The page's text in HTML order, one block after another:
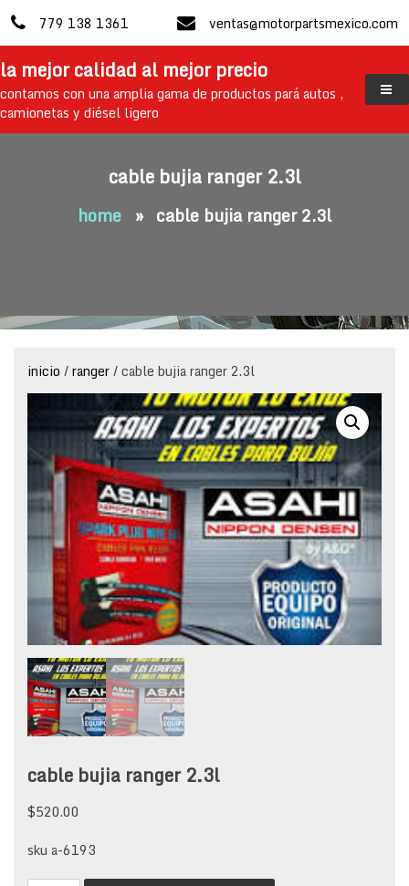
to
content
779 138 1361 ventas@motorpartsmexico.com
la mejor calidad al mejor precio
contamos con una amplia gama de productos pará autos ,
camionetas y diésel ligero
cable bujia ranger 2.3l
home » cable bujia ranger 2.3l
inicio /ranger/ cable bujia ranger 2.3l
cable bujia ranger 2.3l
$520.00
sku a-6193